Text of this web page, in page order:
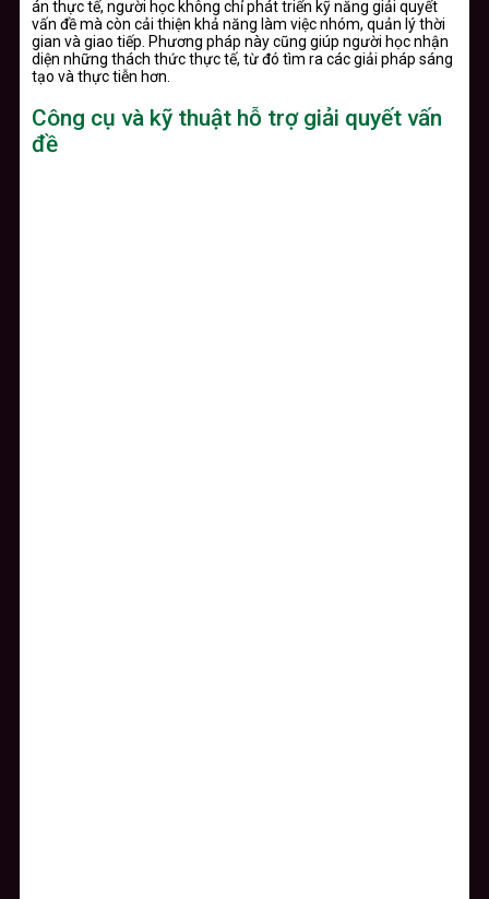
án thực tế, người học không chỉ phát triển kỹ năng giải quyết
vấn đề mà còn cải thiện khả năng làm việc nhóm, quản lý thời
gian và giao tiếp. Phương pháp này cũng giúp người học nhận
diện những thách thức thực tế, từ đó tìm ra các giải pháp sáng
tạo và thực tiễn hơn.
Công cụ và kỹ thuật hỗ trợ giải quyết vấn
đề